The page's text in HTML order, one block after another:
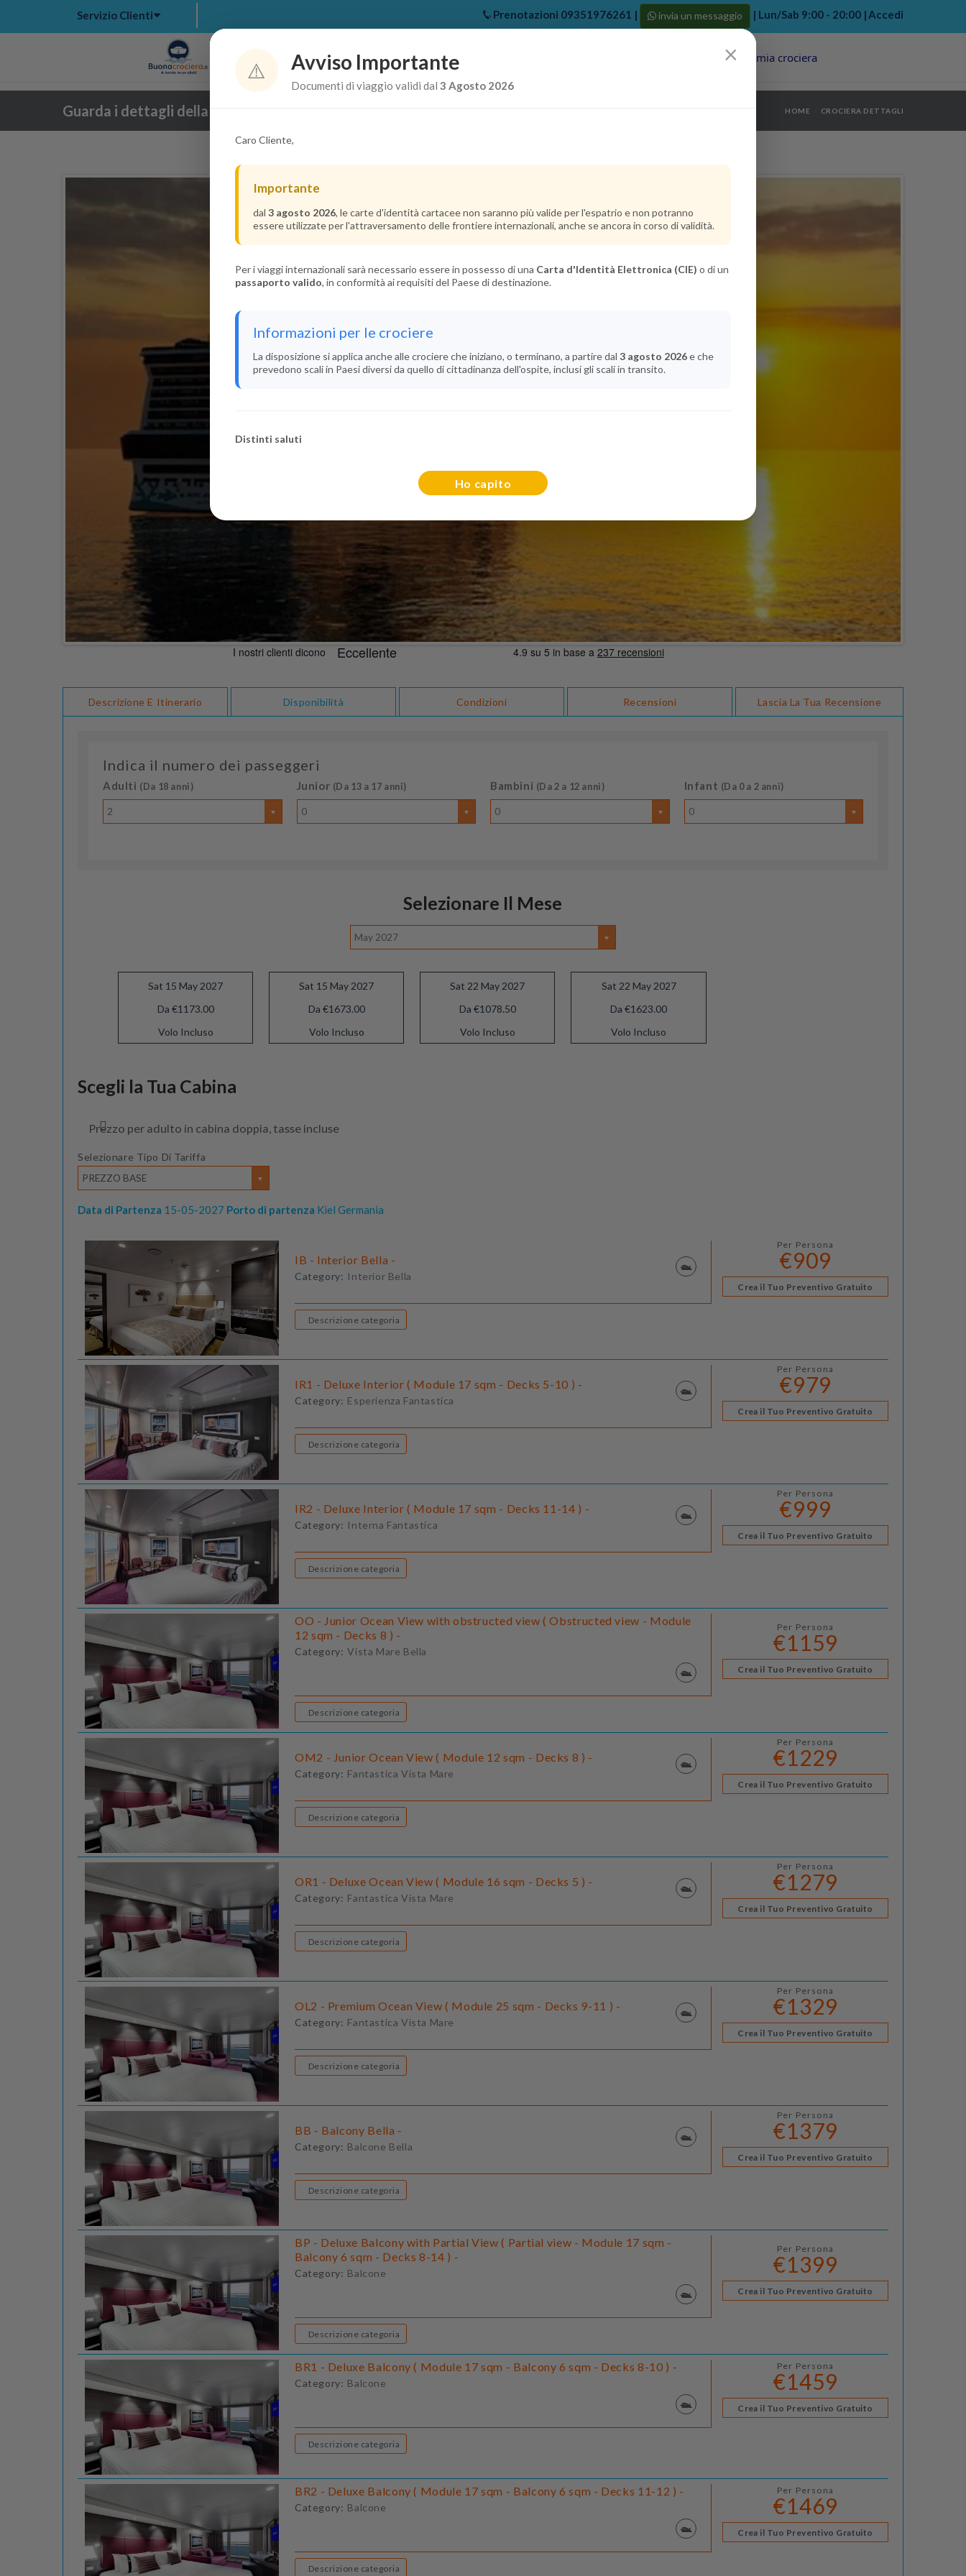
>
>
Servizio Clienti Prenotazioni 09351976261 | invia un messaggio | Lun/Sab 9:00 - 20:00 |Accedi
Home Chi Siamo Offerte Crociere Last Minute La mia crociera
Guarda i dettagli della crociera HOME CROCIERA DETTAGLI
Descrizione E Itinerario Disponibilità Condizioni Recensioni Lascia La Tua Recensione
Indica il numero dei passeggeri
Adulti (Da 18 anni)
2
Junior (Da 13 a 17 anni)
0
Bambini (Da 2 a 12 anni)
0
Infant (Da 0 a 2 anni)
0
Selezionare Il Mese
May 2027
Sat 15 May 2027
Da €1173.00
Volo Incluso
Sat 15 May 2027
Da €1673.00
Volo Incluso
Sat 22 May 2027
Da €1078.50
Volo Incluso
Sat 22 May 2027
Da €1623.00
Volo Incluso
Da €1078.50
Scegli la Tua Cabina
Prezzo per adulto in cabina doppia, tasse incluse
Selezionare Tipo Di Tariffa
PREZZO BASE
Data di Partenza 15-05-2027 Porto di partenza Kiel Germania
IB - Interior Bella -
Category: Interior Bella
Per Persona
€909
Crea il Tuo Preventivo Gratuito
Descrizione categoria
IR1 - Deluxe Interior ( Module 17 sqm - Decks 5-10 ) -
Category: Esperienza Fantastica
Per Persona
€979
Crea il Tuo Preventivo Gratuito
Descrizione categoria
IR2 - Deluxe Interior ( Module 17 sqm - Decks 11-14 ) -
Category: Interna Fantastica
Per Persona
€999
Crea il Tuo Preventivo Gratuito
Descrizione categoria
OO - Junior Ocean View with obstructed view ( Obstructed view - Module
12 sqm - Decks 8 ) -
Category: Vista Mare Bella
Per Persona
€1159
Crea il Tuo Preventivo Gratuito
Descrizione categoria
OM2 - Junior Ocean View ( Module 12 sqm - Decks 8 ) -
Category: Fantastica Vista Mare
Per Persona
€1229
Crea il Tuo Preventivo Gratuito
Descrizione categoria
OR1 - Deluxe Ocean View ( Module 16 sqm - Decks 5 ) -
Category: Fantastica Vista Mare
Per Persona
€1279
Crea il Tuo Preventivo Gratuito
Descrizione categoria
OL2 - Premium Ocean View ( Module 25 sqm - Decks 9-11 ) -
Category: Fantastica Vista Mare
Per Persona
€1329
Crea il Tuo Preventivo Gratuito
Descrizione categoria
BB - Balcony Bella -
Category: Balcone Bella
Per Persona
€1379
Crea il Tuo Preventivo Gratuito
Descrizione categoria
BP - Deluxe Balcony with Partial View ( Partial view - Module 17 sqm -
Balcony 6 sqm - Decks 8-14 ) -
Category: Balcone
Per Persona
€1399
Crea il Tuo Preventivo Gratuito
Descrizione categoria
BR1 - Deluxe Balcony ( Module 17 sqm - Balcony 6 sqm - Decks 8-10 ) -
Category: Balcone
Per Persona
€1459
Crea il Tuo Preventivo Gratuito
Descrizione categoria
BR2 - Deluxe Balcony ( Module 17 sqm - Balcony 6 sqm - Decks 11-12 ) -
Category: Balcone
Per Persona
€1469
Crea il Tuo Preventivo Gratuito
Descrizione categoria
×
⚠️ Avviso Importante
Documenti di viaggio validi dal 3 Agosto 2026
Caro Cliente,
Importante
dal 3 agosto 2026, le carte d'identità cartacee non saranno più valide per l'espatrio e non potranno
essere utilizzate per l'attraversamento delle frontiere internazionali, anche se ancora in corso di validità.
Per i viaggi internazionali sarà necessario essere in possesso di una Carta d'Identità Elettronica (CIE) o di un
passaporto valido, in conformità ai requisiti del Paese di destinazione.
Informazioni per le crociere
La disposizione si applica anche alle crociere che iniziano, o terminano, a partire dal 3 agosto 2026e che
prevedono scali in Paesi diversi da quello di cittadinanza dell'ospite, inclusi gli scali in transito.
Distinti saluti
Ho capito